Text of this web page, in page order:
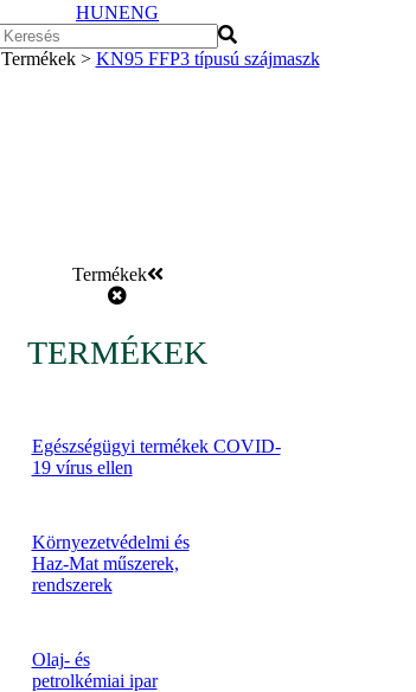
HUNENG
Termékek > KN95 FFP3 típusú szájmaszk
Termékek
TERMÉKEK
Egészségügyi termékek COVID-
19 vírus ellen
Környezetvédelmi és
Haz-Mat műszerek,
rendszerek
Olaj- és
petrolkémiai ipar